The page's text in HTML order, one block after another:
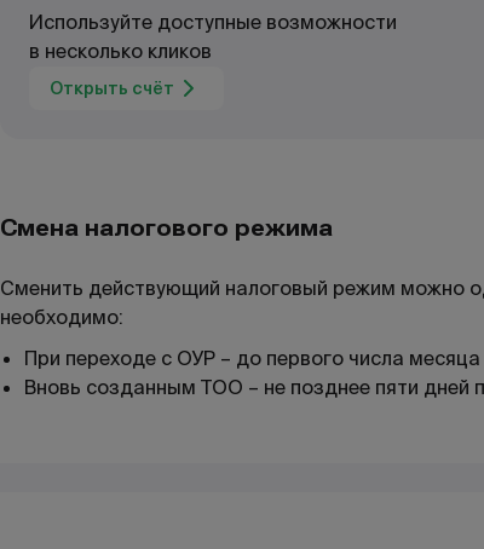
Используйте доступные возможности
в несколько кликов
Открыть счёт
Смена налогового режима
Сменить действующий налоговый режим можно
необходимо:
При переходе с ОУР – до первого числа
Вновь созданным ТОО – не позднее пяти дней